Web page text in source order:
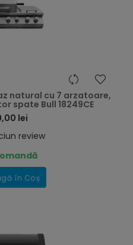
natural cu 7 arzatoare,
spate Bull 18249CE
lei
review
în Coș